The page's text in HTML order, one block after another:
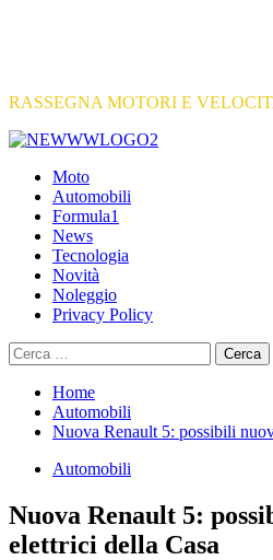
RASSEGNA MOTORI E
Primary
Moto
Automobili
Formula1
News
Tecnologia
Novità
Noleggio
Privacy Policy
Ricerca
per:
Home
Automobili
Nuova Renault 5: possibili
Automobili
Nuova Renault 5:
elettrici della Casa